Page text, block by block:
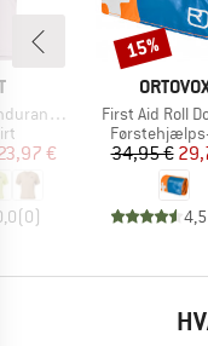
Lt S/S
pris
€
(0)
MÆRKE
Artikel
First Aid Roll
Pris
34,95 €
4,5
Rabat
15%